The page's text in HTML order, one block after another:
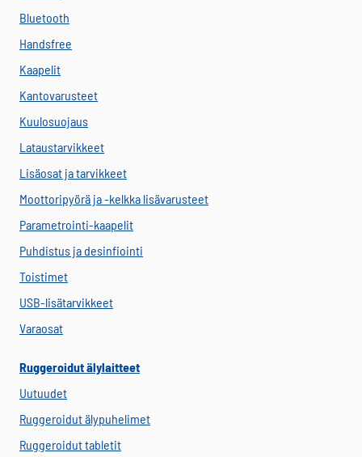
Bluetooth
Handsfree
Kaapelit
Kantovarusteet
Kuulosuojaus
Lataustarvikkeet
Lisäosat ja tarvikkeet
Moottoripyörä ja -kelkka lisävarusteet
Parametrointi-kaapelit
Puhdistus ja desinfiointi
Toistimet
USB-lisätarvikkeet
Varaosat
Ruggeroidut älylaitteet
Uutuudet
Ruggeroidut älypuhelimet
Ruggeroidut tabletit